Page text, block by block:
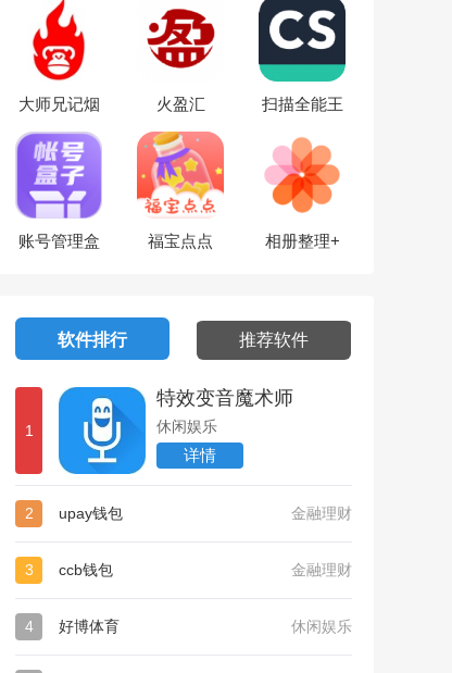
大师兄记烟 火盈汇 扫描全能王
账号管理盒
福宝点点 相册整理+
软件排行 推荐软件
1
特效变音魔术师
休闲娱乐
详情
2 upay钱包 金融理财
3 ccb钱包 金融理财
4 好博体育 休闲娱乐